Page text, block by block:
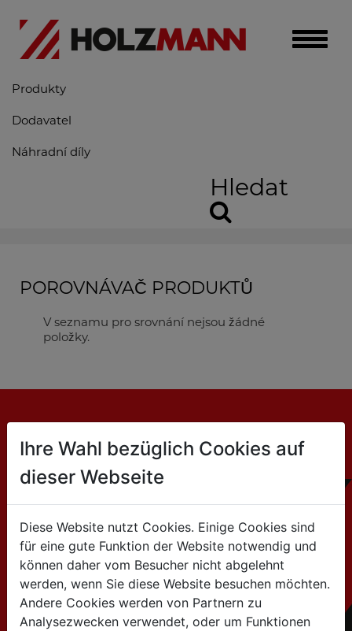
Toggle
Produkty
Dodavatel
Náhradní díly
Hledat
POROVNÁVAČ PRODUKTŮ
V seznamu pro srovnání nejsou žádné
položky.
KONTAKT
Jsme velkooobchodní společnost:
našim zákazníkům.
Hledat autorizovaného dodavatelezde
HOLZMANN MASCHINEN GmbH
Marktplatz 4 / 4170 Haslach / Austria
Tel:+43 7289 / 71562-0
Ihre Wahl bezüglich Cookies auf
dieser Webseite
Diese Website nutzt Cookies. Einige Cookies sind
für eine gute Funktion der Website notwendig und
können daher vom Besucher nicht abgelehnt
werden, wenn Sie diese Website besuchen möchten.
Andere Cookies werden von Partnern zu
Analysezwecken verwendet, oder um Funktionen